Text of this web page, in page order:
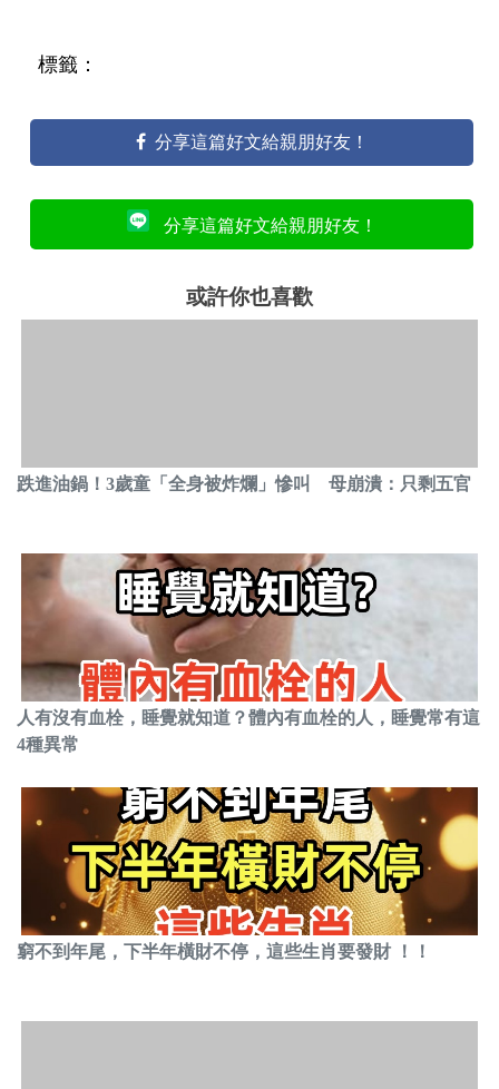
標籤：
分享這篇好文給親朋好友！
分享這篇好文給親朋好友！
或許你也喜歡
跌進油鍋！3歲童「全身被炸爛」慘叫 母崩潰：只剩五官
人有沒有血栓，睡覺就知道？體內有血栓的人，睡覺常有這
4種異常
窮不到年尾，下半年橫財不停，這些生肖要發財 ！！